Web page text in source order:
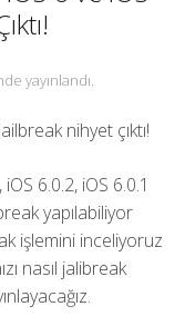
yayınlandı.
nihyet çıktı!
6.0.2, iOS 6.0.1
yapılabiliyor
işlemini inceliyoruz
nasıl jalibreak